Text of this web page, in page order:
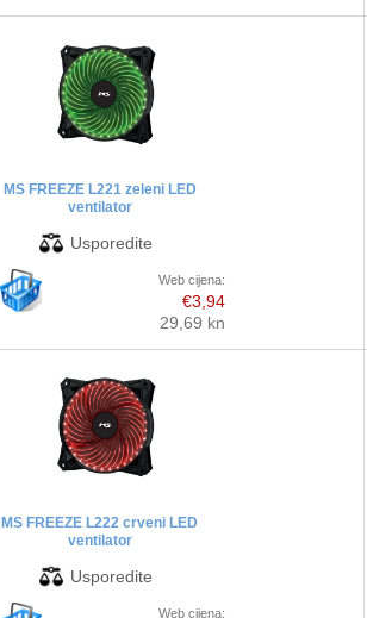
MS FREEZE L221 zeleni LED
ventilator
Web cijena:
€3,94
29,69 kn
MS FREEZE L222 crveni LED
ventilator
Web cijena: